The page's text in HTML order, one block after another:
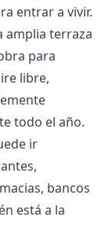
entrar a vivir.
amplia terraza
para
libre,
todo el año.
ir
bancos
está a la